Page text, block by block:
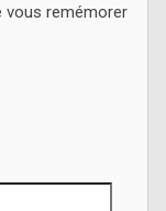
vous remémorer